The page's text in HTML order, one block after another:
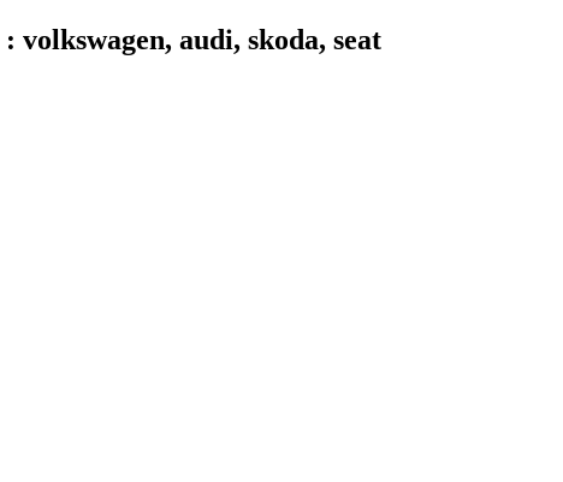
volkswagen, audi, skoda, seat